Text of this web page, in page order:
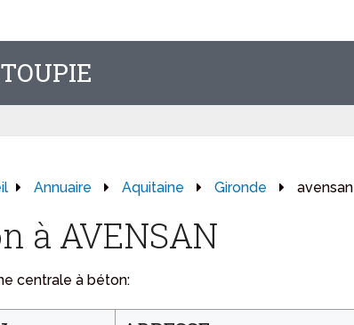
Annuaire Aquitaine Gironde avensan
à AVENSAN
centrale à béton: